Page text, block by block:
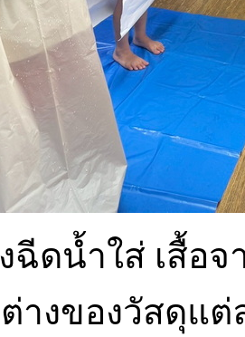
ฉีดน้ำใส่ เสื้อ
างของวัสดุแ